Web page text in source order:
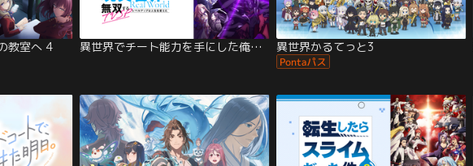
教室へ 4 異世界でチート能力を手にした俺は、現実世界をも無双する～レベルアップは人生を変えた～TVSP 異世界かるてっと3